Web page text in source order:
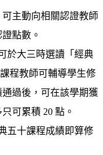
主動向相關認證教師
點數。
於大三時選讀「經典
程教師可輔導學生修
過後，可在該學期獲
可累積 20 點。
五十課程成績即算修